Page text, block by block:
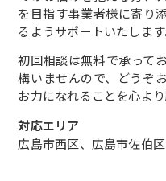
を目指す事業者様に寄り
るようサポートいたします
初回相談は無料で承って
構いませんので、どうぞ
お力になれることを心より
対応エリア
広島市西区、広島市佐伯